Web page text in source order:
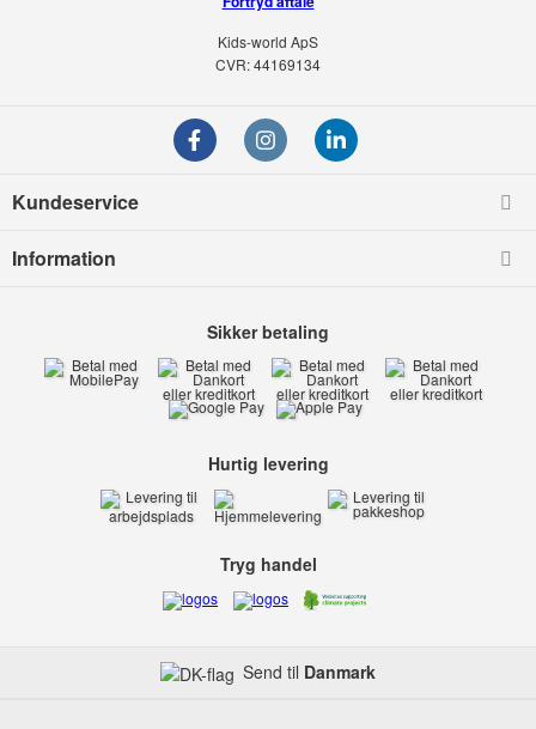
Kids-world ApS
CVR: 44169134
Kundeservice
Information
Send til Danmark
Sikker betaling
Hurtig levering
Tryg handel